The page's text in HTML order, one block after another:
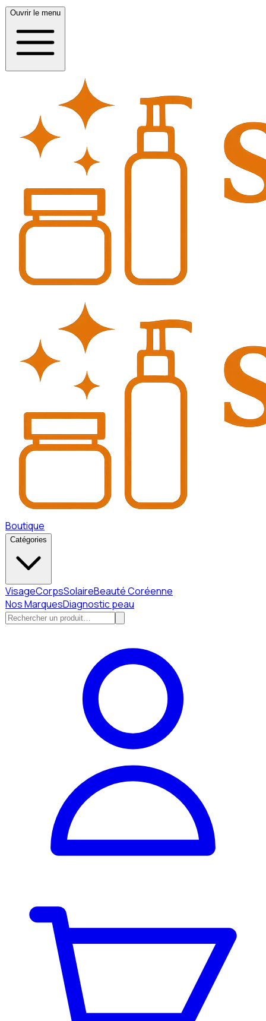
Ouvrir le menu
Boutique
Catégories
VisageCorpsSolaireBeauté Coréenne
Nos MarquesDiagnostic peau